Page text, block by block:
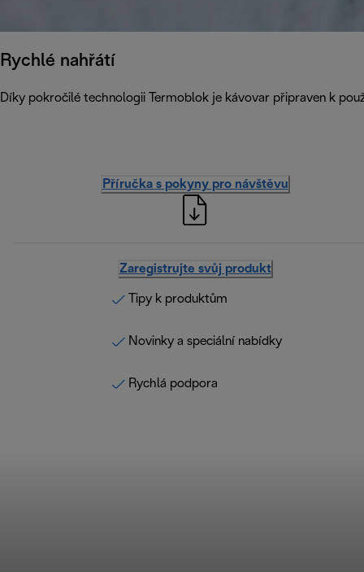
Rychlé nahřátí
Díky pokročilé technologii Termoblok je kávovar připraven k
Příručka s pokyny pro návštěvu
Zaregistrujte svůj produkt
Tipy k produktům
Novinky a speciální nabídky
Rychlá podpora